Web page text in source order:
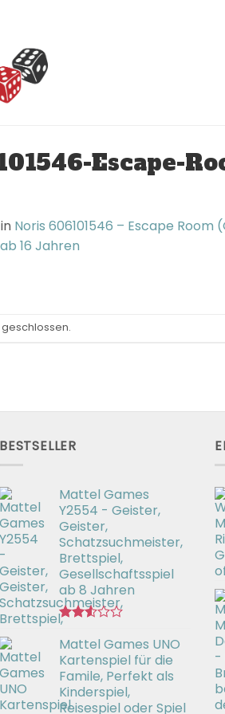
Escape-
in Noris 606101546 – Escape
16 Jahren
BESTSELLER
Mattel Games
Y2554 - Geister,
Geister,
Schatzsuchmeister,
Brettspiel,
Gesellschaftsspiel
ab 8 Jahren
mit
2.53
von 5
Mattel Games UNO
Kartenspiel für die
Famile, Perfekt als
Kinderspiel,
Reisespiel oder Spiel